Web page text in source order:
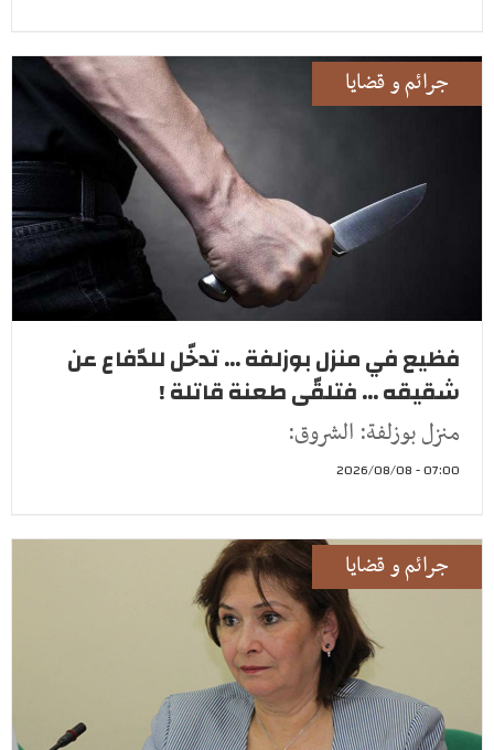
جرائم و قضايا
فظيع في منزل بوزلفة ... تدخّل للدّفاع عن
شقيقه ... فتلقّى طعنة قاتلة !
منزل بوزلفة: الشروق:
07:00 - 2026/08/08
جرائم و قضايا